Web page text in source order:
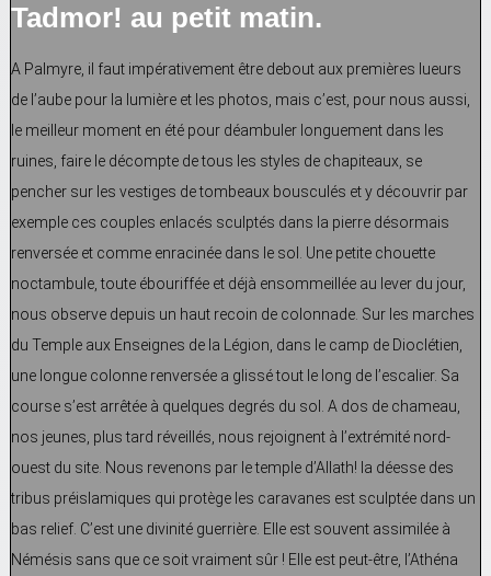
Tadmor! au petit matin.
A Palmyre, il faut impérativement être debout aux premières lueurs
de l’aube pour la lumière et les photos, mais c’est, pour nous aussi,
le meilleur moment en été pour déambuler longuement dans les
ruines, faire le décompte de tous les styles de chapiteaux, se
pencher sur les vestiges de tombeaux bousculés et y découvrir par
exemple ces couples enlacés sculptés dans la pierre désormais
renversée et comme enracinée dans le sol. Une petite chouette
noctambule, toute ébouriffée et déjà ensommeillée au lever du jour,
nous observe depuis un haut recoin de colonnade. Sur les marches
du Temple aux Enseignes de la Légion, dans le camp de Dioclétien,
une longue colonne renversée a glissé tout le long de l’escalier. Sa
course s’est arrêtée à quelques degrés du sol. A dos de chameau,
nos jeunes, plus tard réveillés, nous rejoignent à l’extrémité nord-
ouest du site. Nous revenons par le temple d’Allath! la déesse des
tribus préislamiques qui protège les caravanes est sculptée dans un
bas relief. C’est une divinité guerrière. Elle est souvent assimilée à
Némésis sans que ce soit vraiment sûr ! Elle est peut-être, l’Athéna